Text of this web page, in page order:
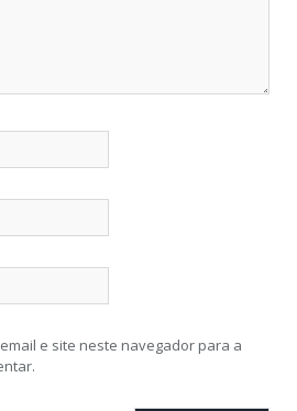
e site neste navegador para a